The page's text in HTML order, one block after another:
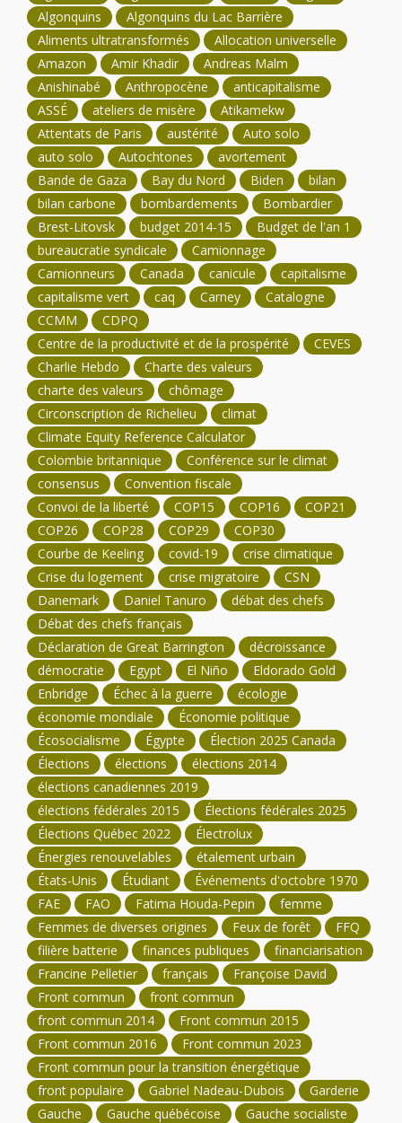
Algonquins
Algonquins du Lac Barrière
Aliments ultratransformés
Allocation universelle
Amazon
Amir Khadir
Andreas Malm
Anishinabé
Anthropocène
anticapitalisme
ASSÉ
ateliers de misère
Atikamekw
Attentats de Paris
austérité
Auto solo
auto solo
Autochtones
avortement
Bande de Gaza
Bay du Nord Biden
bilan
bilan carbone
bombardements
Bombardier
Brest-Litovsk
budget 2014-15
Budget de l'an 1
bureaucratie syndicale
Camionnage
Camionneurs
Canada canicule
capitalisme
capitalisme vert
caq Carney
Catalogne
CCMM
CDPQ
Centre de la productivité et de la prospérité
CEVES
Charlie Hebdo
Charte des valeurs
charte des valeurs
chômage
Circonscription de Richelieu
climat
Climate Equity Reference Calculator
Colombie britannique
Conférence sur le climat
consensus
Convention fiscale
Convoi de la liberté
COP15 COP16
COP21
COP26
COP28 COP29
COP30
Courbe de Keeling
covid-19
crise climatique
Crise du logement
crise migratoire
CSN
Danemark
Daniel Tanuro
débat des chefs
Débat des chefs français
Déclaration de Great Barrington
décroissance
démocratie
Egypt El Niño
Eldorado Gold
Enbridge
Échec à la guerre
écologie
économie mondiale
Économie politique
Écosocialisme
Égypte
Élection 2025 Canada
Élections
élections
élections 2014
élections canadiennes 2019
élections fédérales 2015
Élections fédérales 2025
Élections Québec 2022
Électrolux
Énergies renouvelables
étalement urbain
États-Unis
Étudiant
Événements d'octobre 1970
FAE
FAO Fatima Houda-Pepin
femme
Femmes de diverses origines
Feux de forêt
FFQ
filière batterie
finances publiques
financiarisation
Francine Pelletier
français
Françoise David
Front commun
front commun
front commun 2014
Front commun 2015
Front commun 2016
Front commun 2023
Front commun pour la transition énergétique
front populaire
Gabriel Nadeau-Dubois
Garderie
Gauche
Gauche québécoise
Gauche socialiste